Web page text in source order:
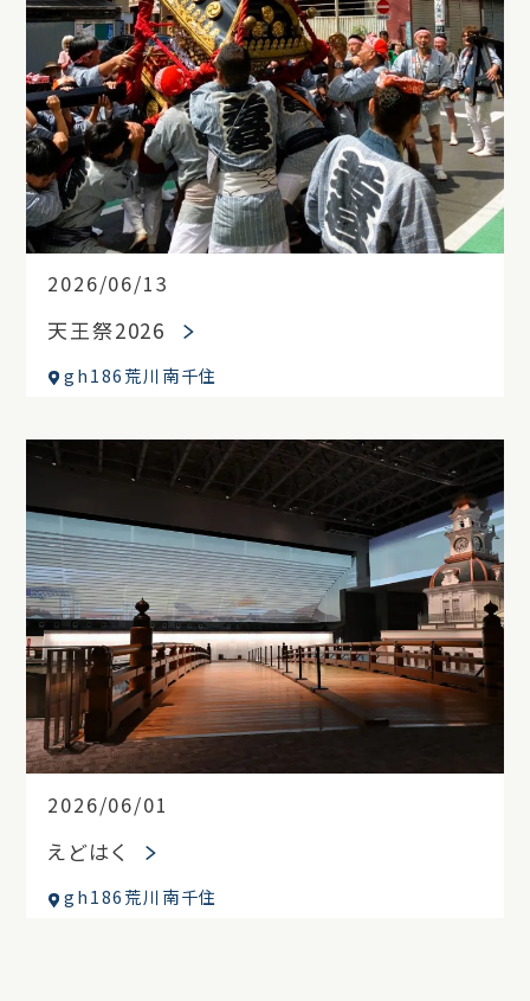
2026/06/13
天王祭2026
gh186荒川南千住
2026/06/01
えどはく
gh186荒川南千住